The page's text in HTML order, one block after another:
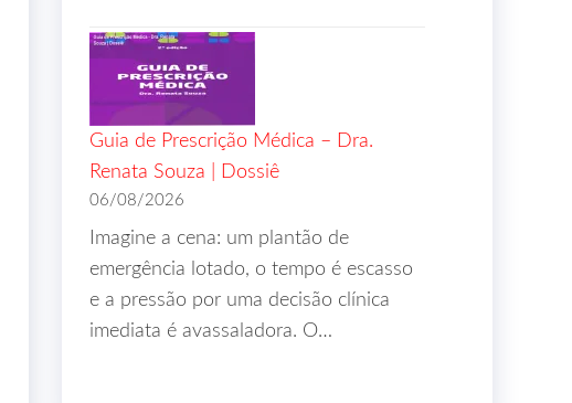
Guia de Prescrição Médica – Dra.
Renata Souza | Dossiê
06/08/2026
Imagine a cena: um plantão de
emergência lotado, o tempo é escasso
e a pressão por uma decisão clínica
imediata é avassaladora. O…